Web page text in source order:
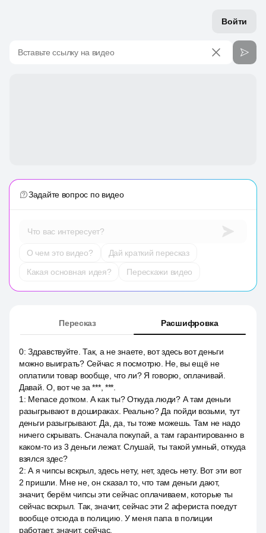
Войти
Вставьте ссылку на видео
Задайте вопрос по видео
Что вас интересует?
О чем это видео?
Дай краткий пересказ
Какая основная идея?
Перескажи видео
Пересказ Расшифровка
0:Здравствуйте. Так, а не знаете, вот здесь вот деньги
можно выиграть? Сейчас я посмотрю. Не, вы ещё не
оплатили товар вообще, что ли? Я говорю, оплачивай.
Давай. О, вот че за ***, ***.
1 : Menace дотком. А как ты? Откуда люди? А там деньги
разыгрывают в дошираках. Реально? Да пойди возьми, тут
деньги разыгрывают. Да, да, ты тоже можешь. Там не надо
ничего скрывать. Сначала покупай, а там гарантированно в
каком-то из 3 деньги лежат. Слушай, ты такой умный, откуда
взялся здес?
2:А я чипсы вскрыл, здесь нету, нет, здесь нету. Вот эти вот
2 пришли. Мне не, он сказал то, что там деньги дают,
значит, берём чипсы эти сейчас оплачиваем, которые ты
сейчас вскрыл. Так, значит, сейчас эти 2 афериста поедут
вообще отсюда в полицию. У меня папа в полиции
работает, значит, сейчас.